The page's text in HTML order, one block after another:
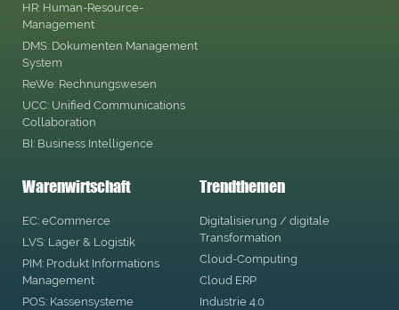
HR: Human-Resource-
Management
DMS: Dokumenten Management
System
ReWe: Rechnungswesen
UCC: Unified Communications
Collaboration
BI: Business Intelligence
Warenwirtschaft
EC: eCommerce
LVS: Lager & Logistik
PIM: Produkt Informations
Management
POS: Kassensysteme
Trendthemen
Digitalisierung / digitale
Transformation
Cloud-Computing
Cloud ERP
Industrie 4.0